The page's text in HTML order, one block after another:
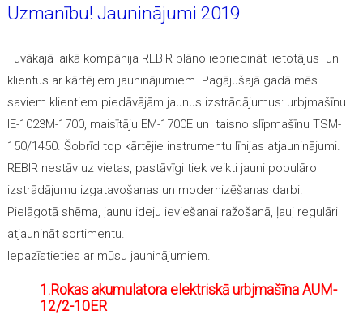
Uzmanību! Jauninājumi 2019
Tuvākajā laikā kompānija REBIR plāno iepriecināt lietotājus un
klientus ar kārtējiem jauninājumiem. Pagājušajā gadā mēs
saviem klientiem piedāvājām jaunus izstrādājumus: urbjmašīnu
IE-1023М-1700, maisītāju ЕМ-1700E un taisno slīpmašīnu TSM-
150/1450. Šobrīd top kārtējie instrumentu līnijas atjauninājumi.
REBIR nestāv uz vietas, pastāvīgi tiek veikti jauni populāro
izstrādājumu izgatavošanas un modernizēšanas darbi.
Pielāgotā shēma, jaunu ideju ieviešanai ražošanā, ļauj regulāri
atjaunināt sortimentu.
Iepazīstieties ar mūsu jauninājumiem.
1.Rokas akumulatora elektriskā urbjmašīna AUM-
12/2-10ER